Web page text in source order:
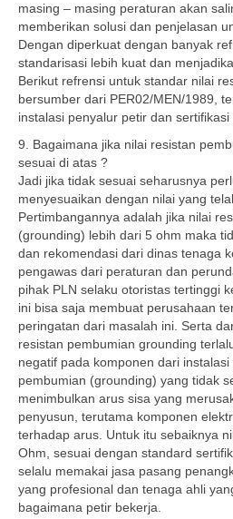
masing – masing peraturan akan
memberikan solusi dan penjelasan
Dengan diperkuat dengan banyak
standarisasi lebih kuat dan
Berikut refrensi untuk standar nilai
bersumber dari PER02/MEN/1989,
instalasi penyalur petir dan sertifikasi
9. Bagaimana jika nilai resistan
sesuai di atas ?
Jadi jika tidak sesuai seharusnya
menyesuaikan dengan nilai yang
Pertimbangannya adalah jika nilai
(grounding) lebih dari 5 ohm maka
dan rekomendasi dari dinas tenaga
pengawas dari peraturan dan
pihak PLN selaku otoristas tertinggi
ini bisa saja membuat perusahaan
peringatan dari masalah ini. Serta
resistan pembumian grounding
negatif pada komponen dari
pembumian (grounding) yang tidak
menimbulkan arus sisa yang
penyusun, terutama komponen
terhadap arus. Untuk itu sebaiknya
Ohm, sesuai dengan standard
selalu memakai jasa pasang
yang profesional dan tenaga ahli
bagaimana petir bekerja.